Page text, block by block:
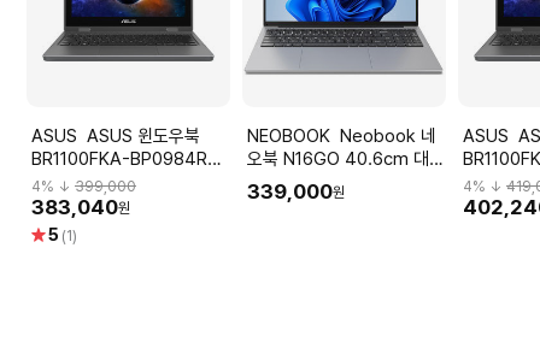
ASUS ASUS 윈도우북
BR1100FKA-BP0984RA
W10Pro/인텔Cel-
N5100/4GB/128GB/펜포
함
4% ↓ 399,000
383,040원
별5 (1)
NEOBOOK Neobook 네
오북 N16GO 40.6cm 대화
면 고해상도 윈도우11 정품
8GB 128GB SSD 노트북
339,000원
ASUS ASUS 윈도우북
(Intel
N5100/
4% ↓